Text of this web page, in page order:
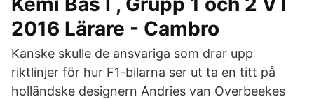
2016 Lärare - Cambro
Kanske skulle de ansvariga som drar upp
riktlinjer för hur F1-bilarna ser ut ta en titt på
holländske designern Andries van Overbeekes